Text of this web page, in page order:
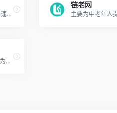
随着老龄化社会的逐步到来，老龄化正在以加速不可逆的趋势进行着，妥善解决好老有所养、老有所乐、老有所依是全社会共同努力的方向。追年网抓住“互联网+养老”的历史机遇，积极探索，致力于为中国老龄化社会贡献绵薄之力，为中国广大中老年人安享晚年提供服务支持。
链老网
全国康养人才网（WWW.NHHR.NET.CN）作为《健康中国人才培养工程》的官方网站，主要开展政策解读，技能培训，能力测评，人才交流等业务。欢迎社会各界志同道合的朋友们加入我们，共同推动康养人才培养体系的建设，为人力资源强国贡献一份力量。